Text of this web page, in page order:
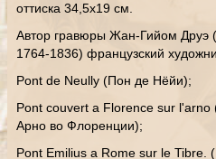
оттиска 34,5х19 см.
Автор гравюры Жан-Гийом Друэ
1764-1836) французский
Pont de Neully (Пон де Нёйи);
Pont couvert a Florence sur l'arno
Арно во Флоренции);
Pont Emilius a Rome sur le